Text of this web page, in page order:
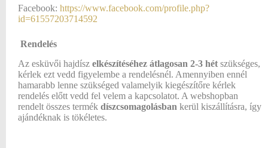
Facebook: https://www.facebook.com/profile.php?
id=61557203714592
Rendelés
Az esküvői hajdísz elkészítéséhez átlagosan 2-3 hét szükséges,
kérlek ezt vedd figyelembe a rendelésnél. Amennyiben ennél
hamarabb lenne szükséged valamelyik kiegészítőre kérlek
rendelés előtt vedd fel velem a kapcsolatot. A webshopban
rendelt összes termék díszcsomagolásban kerül kiszállításra, így
ajándéknak is tökéletes.